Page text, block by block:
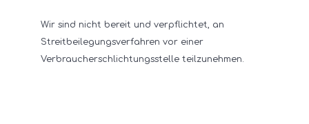
Wir sind nicht bereit und verpflichtet, an
Streitbeilegungsverfahren vor einer
Verbraucherschlichtungsstelle teilzunehmen.